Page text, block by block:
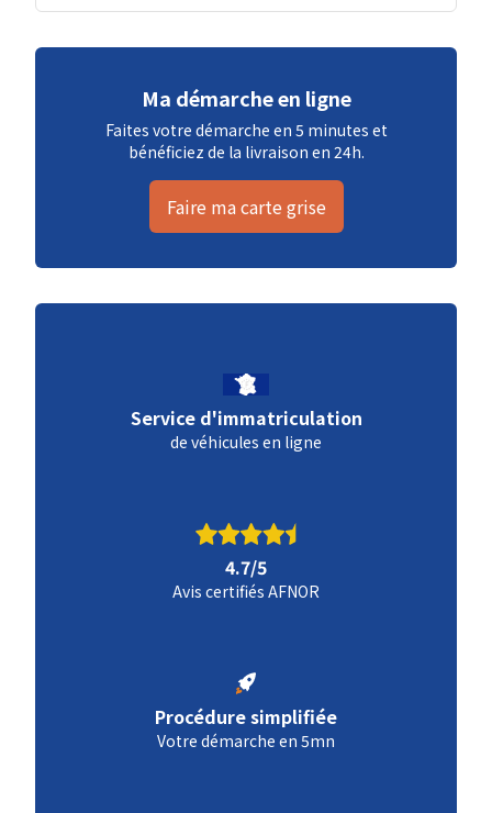
Ma démarche en ligne
Faites votre démarche en 5 minutes et
bénéficiez de la livraison en 24h.
Faire ma carte grise
Service d'immatriculation
de véhicules en ligne
4.7/5
Avis certifiés AFNOR
Procédure simplifiée
Votre démarche en 5mn